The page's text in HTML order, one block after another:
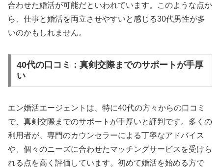
合わせた婚活が可能だといわれています。このような点か
ら、仕事と婚活を両立させやすいと感じる30代男性が多
いのかもしれません。
40代の口コミ：真剣交際までのサポートが手厚
い
エン婚活エージェントは、特に40代の方々からの口コミ
で、真剣交際までのサポートが手厚いと評判です。多くの
利用者が、専門のカウンセラーによる丁寧なアドバイス
や、個々のニーズに合わせたマッチングサービスを受けら
れる点を高く評価しています。初めて婚活を始める方で